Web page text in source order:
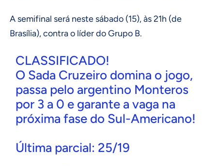
A semifinal será neste sábado (15), às 21h (de
Brasília), contra o líder do Grupo B.
CLASSIFICADO!
O Sada Cruzeiro domina o jogo,
passa pelo argentino Monteros
por 3 a 0 e garante a vaga na
próxima fase do Sul-Americano!
Última parcial: 25/19